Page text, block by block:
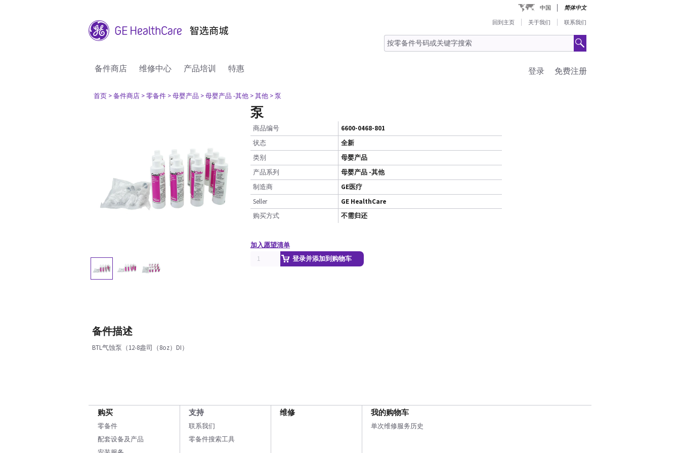
中国 简体中文
回到主页 关于我们 联系我们
备件商店 维修中心 产品培训 特惠 免费注册
登录
首页 > 备件商店 > 零备件 > 母婴产品 > 母婴产品 -其他 > 其他 > 泵
泵
商品编号
6600-0468-801
状态
全新
类别
母婴产品
产品系列
母婴产品 -其他
制造商
GE医疗
Seller
GE HealthCare
购买方式
不需归还
加入愿望清单
登录并添加到购物车
备件描述
BTL气蚀泵（12-8盎司（8oz）DI）
购买
零备件
配套设备及产品
支持
联系我们
零备件搜索工具
维修 我的购物车
单次维修服务历史